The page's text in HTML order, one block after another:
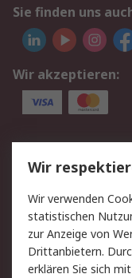
Sie finden uns
Wir akzeptieren:
Service
Value Added
Rücksendungen
Hilfe
Rechtliches
Wir
Wir verwenden
statistischen
zur Anzeige von
Drittanbietern.
erklären Sie sich